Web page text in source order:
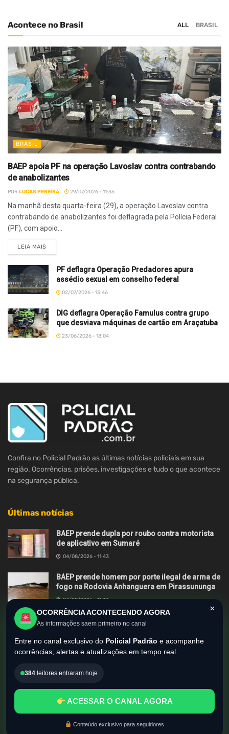
Acontece no Brasil ALL BRASIL
BRASIL
BAEP apoia PF na operação Lavoslav contra contrabando
de anabolizantes
POR LUCAS PEREIRA 29/07/2026 - 11:35
Na manhã desta quarta-feira (29), a operação Lavoslav contra
contrabando de anabolizantes foi deflagrada pela Polícia Federal
(PF), com apoio...
LEIA MAIS
PF deflagra Operação Predadores apura
assédio sexual em conselho federal
02/07/2026 - 13:46
DIG deflagra Operação Famulus contra grupo
que desviava máquinas de cartão em Araçatuba
23/06/2026 - 18:04
Confira no Policial Padrão as últimas notícias policiais em sua
região. Ocorrências, prisões, investigações e tudo o que acontece
na segurança pública.
Últimas notícias
BAEP prende dupla por roubo contra motorista
de aplicativo em Sumaré
04/08/2026 - 11:43
BAEP prende homem por porte ilegal de arma de
fogo na Rodovia Anhanguera em Pirassununga
04/08/2026 - 11:37
BAEP e MPSP deflagram operação Zero Grau
03/08/2026 - 13:55
Envie sua matéria Anuncie
Contato
Política de Privacidade
×
OCORRÊNCIA ACONTECENDO AGORA
As informações saem primeiro no canal
Entre no canal exclusivo do Policial Padrão e acompanhe
ocorrências, alertas e atualizações em tempo real.
384 leitores entraram hoje
ACESSAR O CANAL AGORA
Conteúdo exclusivo para seguidores